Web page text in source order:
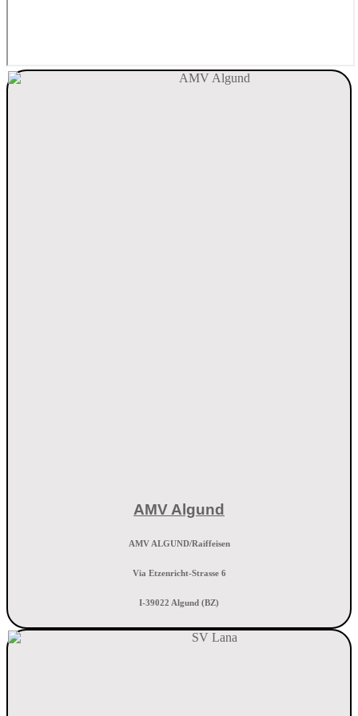
AMV Algund
AMV ALGUND/Raiffeisen
Via Etzenricht-Strasse 6
I-39022 Algund (BZ)